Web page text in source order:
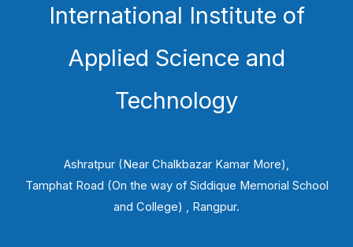
International Institute of
Applied Science and
Technology
Ashratpur (Near Chalkbazar Kamar More),
Tamphat Road (On the way of Siddique Memorial School
and College) , Rangpur.